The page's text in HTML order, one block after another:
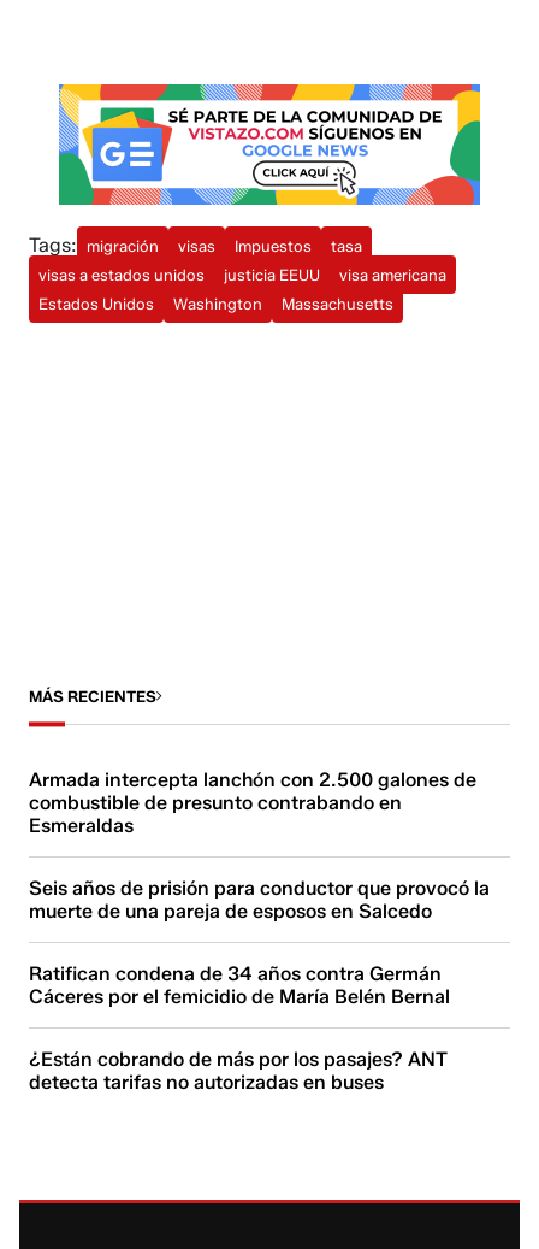
Tags: migración visas Impuestos
tasa
visas a estados unidos
justicia EEUU
visa americana
Estados Unidos
Washington Massachusetts
MÁS RECIENTES
Armada intercepta lanchón con 2.500 galones de
combustible de presunto contrabando en
Esmeraldas
Seis años de prisión para conductor que provocó la
muerte de una pareja de esposos en Salcedo
Ratifican condena de 34 años contra Germán
Cáceres por el femicidio de María Belén Bernal
¿Están cobrando de más por los pasajes? ANT
detecta tarifas no autorizadas en buses